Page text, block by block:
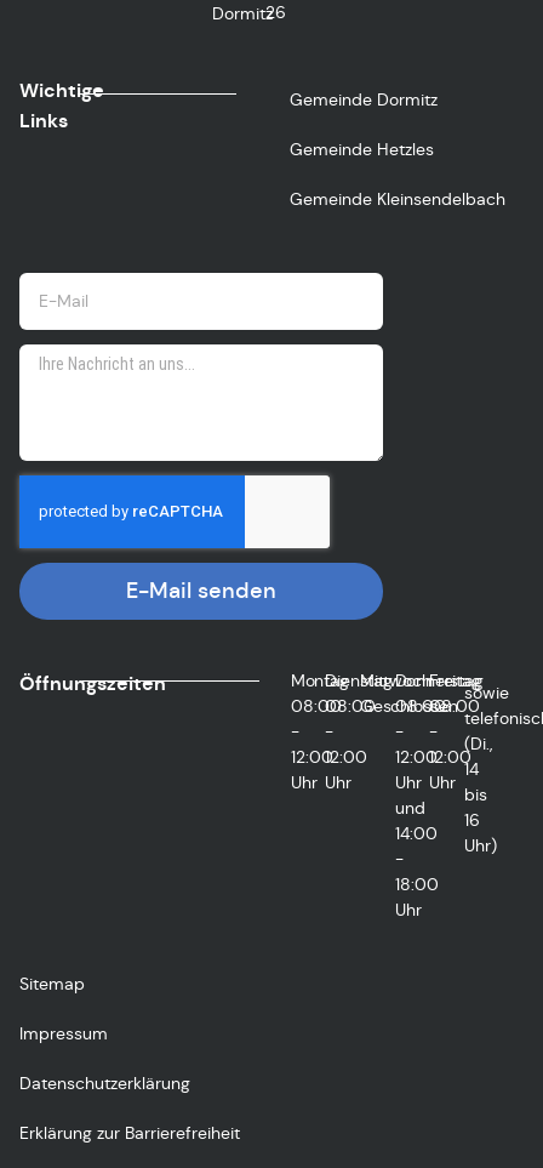
Dormitz26
Wichtige
Links
Gemeinde Dormitz
Gemeinde Hetzles
Gemeinde Kleinsendelbach
E-Mail senden
Öffnungszeiten
Montag
08:00
-
12:00
Uhr
Dienstag
08:00
-
12:00
Uhr
Mittwoch
Geschlossen
Donnerstag
08:00
-
12:00
Uhr
und
14:00
-
18:00
Uhr
Freitag
08:00
-
12:00
Uhr
sowie
(Di.,
14
bis
16
Uhr)
Sitemap
Impressum
Datenschutzerklärung
Erklärung zur Barrierefreiheit